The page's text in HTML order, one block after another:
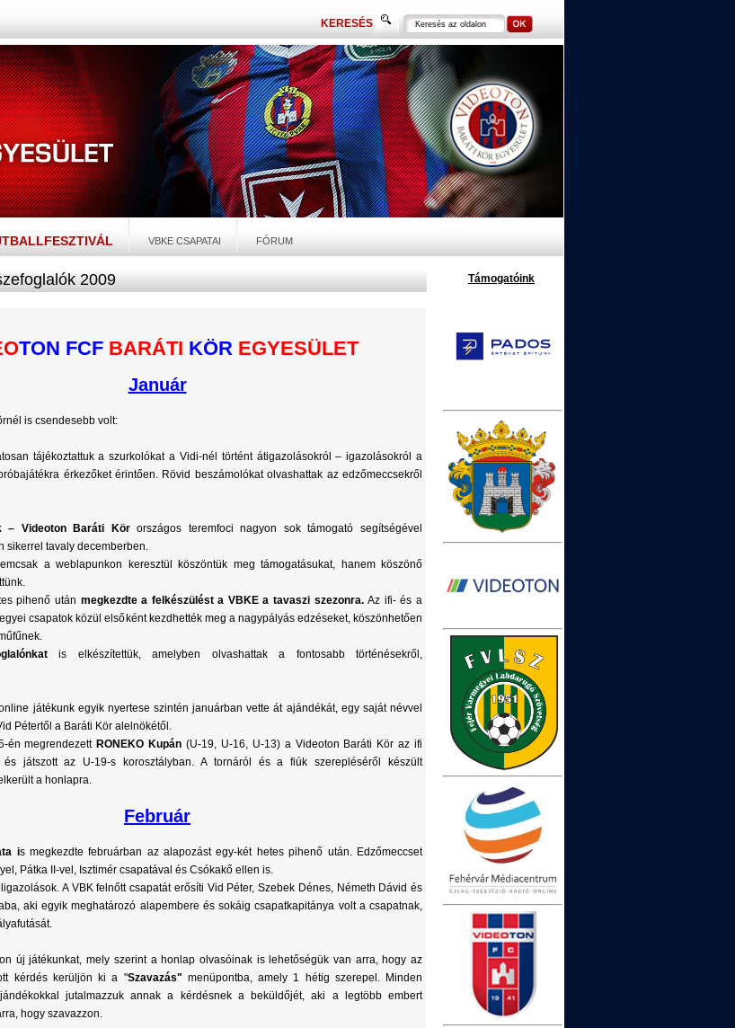
KERESÉS
VBKE CSAPATAI FÓRUM
2009
TON FCF BARÁTI KÖR EGYESÜLET
Január
is csendesebb volt:
tájékoztattuk a szurkolókat a Vidi-nél történt átigazolásokról – igazolásokról a
érkezőket érintően. Rövid beszámolókat olvashattak az edzőmeccsekről
– Videoton Baráti Körországos teremfoci nagyon sok támogató segítségével
sikerrel tavaly decemberben.
a weblapunkon keresztül köszöntük meg támogatásukat, hanem köszönő
pihenő után megkezdte a felkészülést a VBKE a tavaszi szezonra.Az ifi- és a
csapatok közül elsőként kezdhették meg a nagypályás edzéseket, köszönhetően
is elkészítettük, amelyben olvashattak a fontosabb történésekről,
játékunk egyik nyertese szintén januárban vette át ajándékát, egy saját névvel
Pétertől a Baráti Kör alelnökétől.
én megrendezett RONEKO Kupán (U-19, U-16, U-13) a Videoton Baráti Kör az ifi
és játszott az U-19-s korosztályban. A tornáról és a fiúk szerepléséről készült
a honlapra.
Február
is megkezdte februárban az alapozást egy-két hetes pihenő után. Edzőmeccset
Pátka II-vel, Isztimér csapatával és Csókakő ellen is.
A VBK felnőtt csapatát erősíti Vid Péter, Szebek Dénes, Németh Dávid és
aki egyik meghatározó alapembere és sokáig csapatkapitánya volt a csapatnak,
új játékunkat, mely szerint a honlap olvasóinak is lehetőségük van arra, hogy az
kérdés kerüljön ki a "Szavazás" menüpontba, amely 1 hétig szerepel. Minden
jutalmazzuk annak a kérdésnek a beküldőjét, aki a legtöbb embert
hogy szavazzon.
Támogatóink